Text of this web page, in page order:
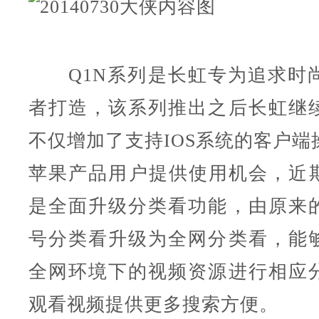
Q1N系列是长虹专为追求时
者打造，该系列推出之后长虹继
不仅增加了支持IOS系统的客户端
苹果产品用户提供使用机会，近
是全面升级分类看功能，由原来
号分类看升级为全网分类看，能
全网环境下的视频资源进行相应
观看视频提供更多搜索方便。